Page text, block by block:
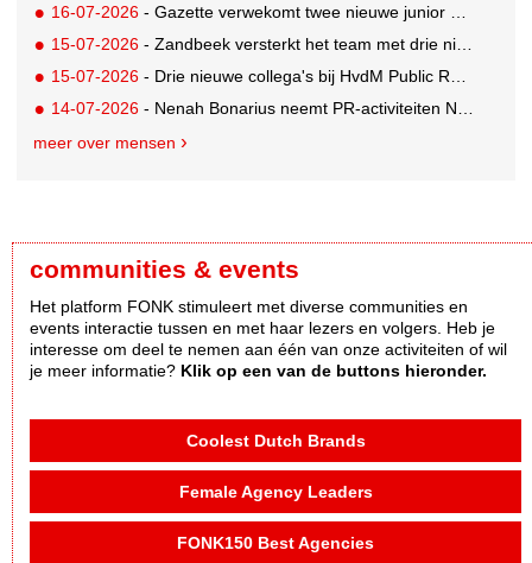
16-07-2026 - Gazette verwekomt twee nieuwe junior pr-adviseurs
15-07-2026 - Zandbeek versterkt het team met drie nieuwe specialisten
15-07-2026 - Drie nieuwe collega's bij HvdM Public Relations
14-07-2026 - Nenah Bonarius neemt PR-activiteiten NIO & firefly over van Mark Heiligers
meer over mensen
communities & events
Het platform FONK stimuleert met diverse communities en
events interactie tussen en met haar lezers en volgers. Heb je
interesse om deel te nemen aan één van onze activiteiten of wil
je meer informatie? Klik op een van de buttons hieronder.
Coolest Dutch Brands
Female Agency Leaders
FONK150 Best Agencies